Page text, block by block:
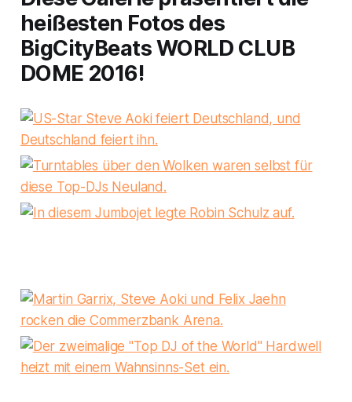
heißesten Fotos des
BigCityBeats WORLD CLUB
DOME 2016!